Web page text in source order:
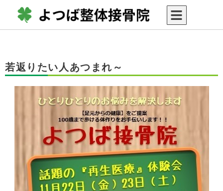
若返りたい人あつまれ～